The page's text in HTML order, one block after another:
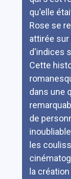
qu'elle
Rose se
attirée sur
d'indices
Cette
dans une
de
les
la